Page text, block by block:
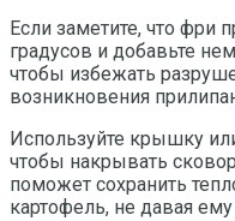
Если заметите, что фри
градусов и добавьте
чтобы избежать
возникновения
Используйте крышку
чтобы накрывать
поможет сохранить
картофель, не давая